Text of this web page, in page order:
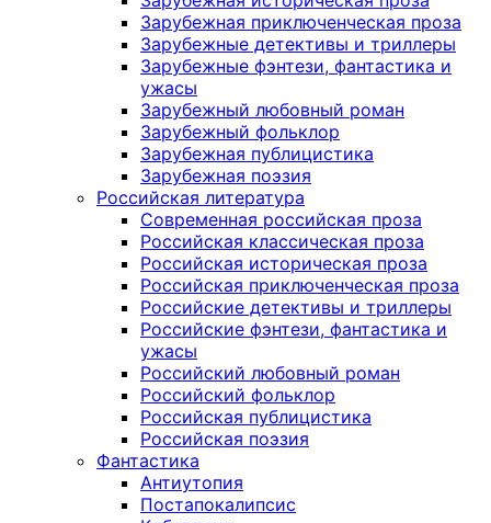
Зарубежная приключенческая проза
Зарубежные детективы и триллеры
Зарубежные фэнтези, фантастика и
ужасы
Зарубежный любовный роман
Зарубежный фольклор
Зарубежная публицистика
Зарубежная поэзия
Российская литература
Современная российская проза
Российская классическая проза
Российская историческая проза
Российская приключенческая проза
Российские детективы и триллеры
Российские фэнтези, фантастика и
ужасы
Российский любовный роман
Российский фольклор
Российская публицистика
Российская поэзия
Фантастика
Антиутопия
Постапокалипсис